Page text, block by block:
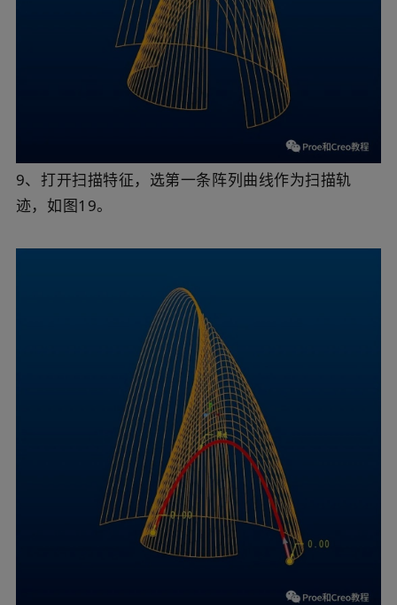
9、打开扫描特征，选第一条阵列曲线作为扫描轨
迹，如图19。